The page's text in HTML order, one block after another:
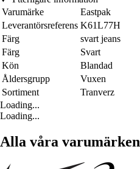
Varumärke
Eastpak
Leverantörsreferens K61L77H
Färg
svart jeans
Färg
Svart
Kön
Blandad
Åldersgrupp
Vuxen
Sortiment
Tranverz
Loading...
Loading...
Alla våra varumärken